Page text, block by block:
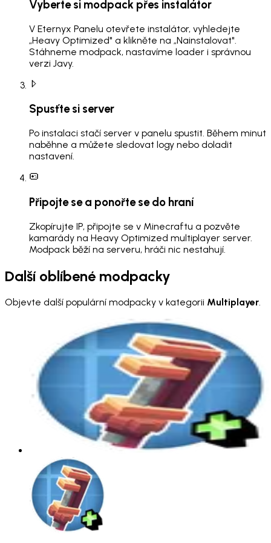
Vyberte si modpack přes instalátor
V Eternyx Panelu otevřete instalátor, vyhledejte
„Heavy Optimized" a klikněte na „Nainstalovat".
Stáhneme modpack, nastavíme loader i správnou
verzi Javy.
Spusťte si server
Po instalaci stačí server v panelu spustit. Během minut
naběhne a můžete sledovat logy nebo doladit
nastavení.
Připojte se a ponořte se do hraní
Zkopírujte IP, připojte se v Minecraftu a pozvěte
kamarády na Heavy Optimized multiplayer server.
Modpack běží na serveru, hráči nic nestahují.
Další oblíbené modpacky
Objevte další populární modpacky v kategorii Multiplayer.